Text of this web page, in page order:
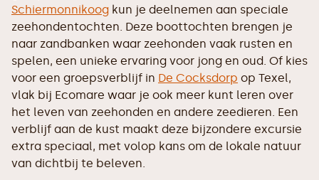
Schiermonnikoog kun je deelnemen aan speciale
zeehondentochten. Deze boottochten brengen je
naar zandbanken waar zeehonden vaak rusten en
spelen, een unieke ervaring voor jong en oud. Of kies
voor een groepsverblijf in De Cocksdorp op Texel,
vlak bij Ecomare waar je ook meer kunt leren over
het leven van zeehonden en andere zeedieren. Een
verblijf aan de kust maakt deze bijzondere excursie
extra speciaal, met volop kans om de lokale natuur
van dichtbij te beleven.